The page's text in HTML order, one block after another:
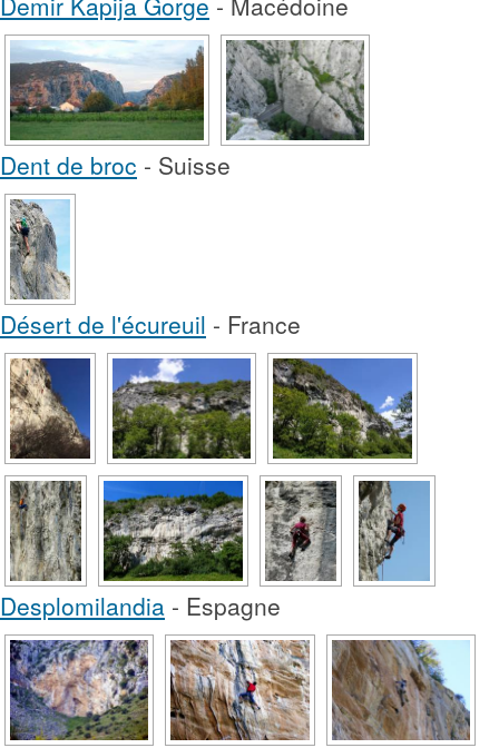
Dent de broc - Suisse
Désert de l'écureuil - France
Desplomilandia - Espagne